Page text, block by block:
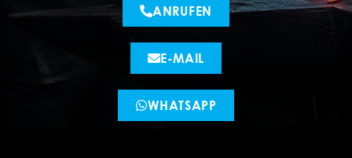
ANRUFEN
E-MAIL
WHATSAPP